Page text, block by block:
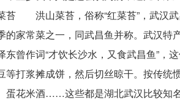
洪山菜苔，俗称“红菜苔”，武汉武
的家常菜之一，同武昌鱼并称。武
东曾作词“才饮长沙水，又食武昌鱼”
打浆摊成饼，然后切丝晾干。按传
蛋花米酒……这些都是湖北武汉比较知